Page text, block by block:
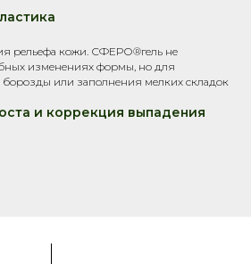
рельефа кожи. СФЕРО®гель не
изменениях формы, но для
или заполнения мелких складок
и коррекция выпадения